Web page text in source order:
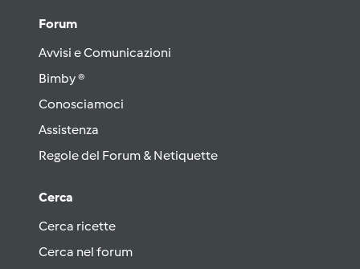
Forum
Avvisi e Comunicazioni
Bimby ®
Conosciamoci
Assistenza
Regole del Forum & Netiquette
Cerca
Cerca ricette
Cerca nel forum